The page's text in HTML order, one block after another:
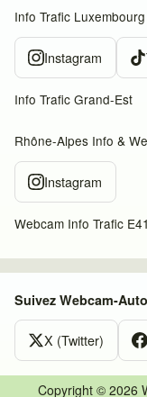
Info Trafic Luxembourg
Instagram
Info Trafic Grand-Est
Rhône-Alpes Info &
Instagram
Webcam Info Trafic
Suivez Webcam-
X (Twitter)
Copyright © 2026